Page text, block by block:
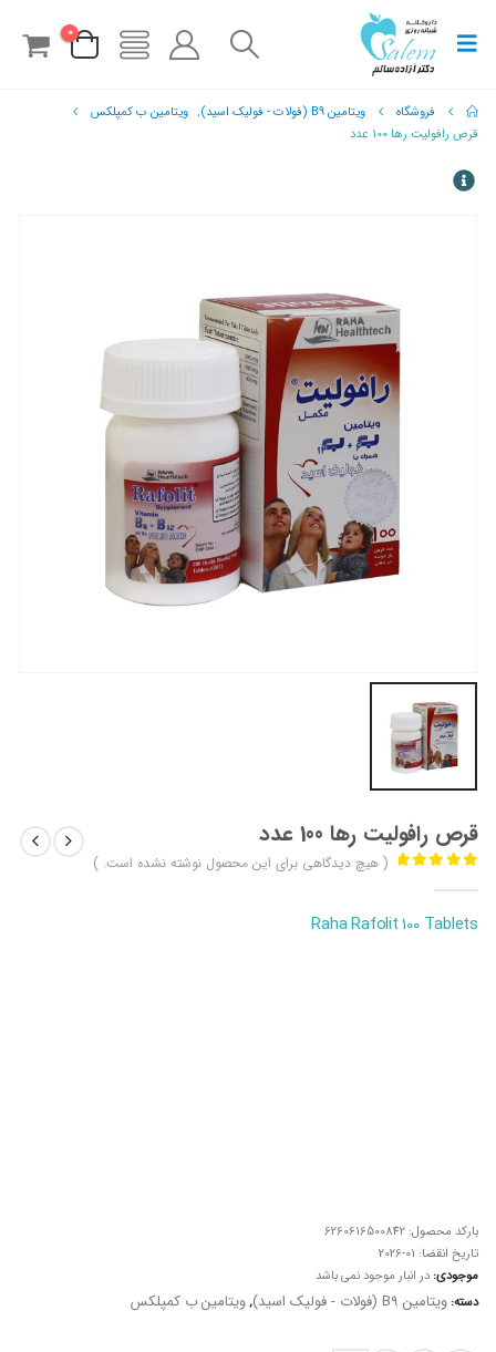
0
فروشگاه ویتامین B9 (فولات - فولیک اسید) , ویتامین ب کمپلکس
قرص رافولیت رها 100 عدد
قرص رافولیت رها 100 عدد
( هیچ دیدگاهی برای این محصول نوشته نشده است. )
Raha Rafolit 100 Tablets
بارکد محصول: 6260616500842
تاریخ انقضا: 2026-01
موجودی: در انبار موجود نمی باشد
دسته: ویتامین B9 (فولات - فولیک اسید) ,ویتامین ب کمپلکس